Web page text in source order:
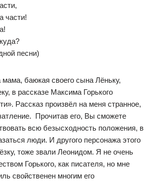
части!
песни)
мама, баюкая своего сына Лёньку,
в рассказе Максима Горького
Рассказ произвёл на меня странное,
Прочитав его, Вы сможете
всю безысходность положения, в
люди. И другого персонажа этого
тоже звали Леонидом. Я не очень
Горького, как писателя, но мне
свойственен многим его